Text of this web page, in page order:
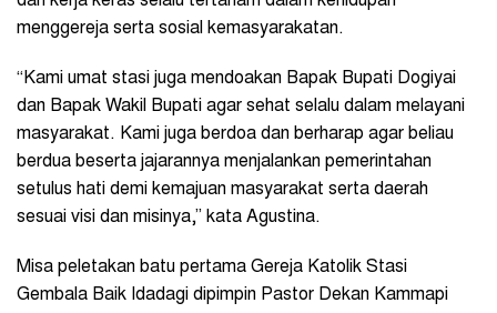
menggereja serta sosial kemasyarakatan.
“Kami umat stasi juga mendoakan Bapak Bupati Dogiyai
dan Bapak Wakil Bupati agar sehat selalu dalam melayani
masyarakat. Kami juga berdoa dan berharap agar beliau
berdua beserta jajarannya menjalankan pemerintahan
setulus hati demi kemajuan masyarakat serta daerah
sesuai visi dan misinya,” kata Agustina.
Misa peletakan batu pertama Gereja Katolik Stasi
Gembala Baik Idadagi dipimpin Pastor Dekan Kammapi